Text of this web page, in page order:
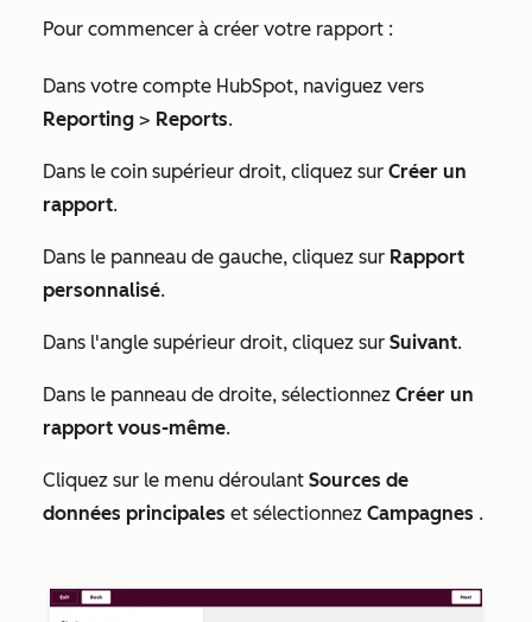
Pour commencer à créer votre rapport :
Dans votre compte HubSpot, naviguez vers
Reporting > Reports.
Dans le coin supérieur droit, cliquez sur Créer un
rapport.
Dans le panneau de gauche, cliquez sur Rapport
personnalisé.
Dans l'angle supérieur droit, cliquez sur Suivant.
Dans le panneau de droite, sélectionnez Créer un
rapport vous-même.
Cliquez sur le menu déroulant Sources de
données principales et sélectionnez Campagnes .